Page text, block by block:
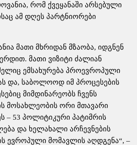
რომ ქვეყანაში არსებული
ამ დღეს პარტნიორები
მათი მხრიდან მზაობა, იდგნენ
მათი ვიზიტი ძალიან
ემსახურება პროევროპული
და, საბოლოოდ იმ პროცესების
მიმდინარეობს ჩვენს
მოსახლეობის ორი მთავარი
– 53 პოლიტიკური პატიმრის
და ხელახალი არჩევნების
ევროპული მომავლის აღდგენა“, –